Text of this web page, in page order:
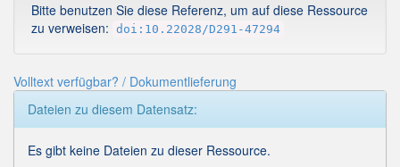
Bitte benutzen Sie diese Referenz, um auf diese Ressource
zu verweisen: doi:10.22028/D291-47294
Volltext verfügbar? / Dokumentlieferung
Dateien zu diesem Datensatz:
Es gibt keine Dateien zu dieser Ressource.